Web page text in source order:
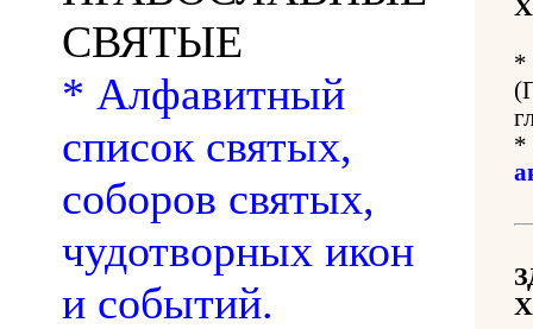
СВЯТЫЕ
* Алфавитный
список святых,
соборов святых,
чудотворных икон
и событий.
*
*